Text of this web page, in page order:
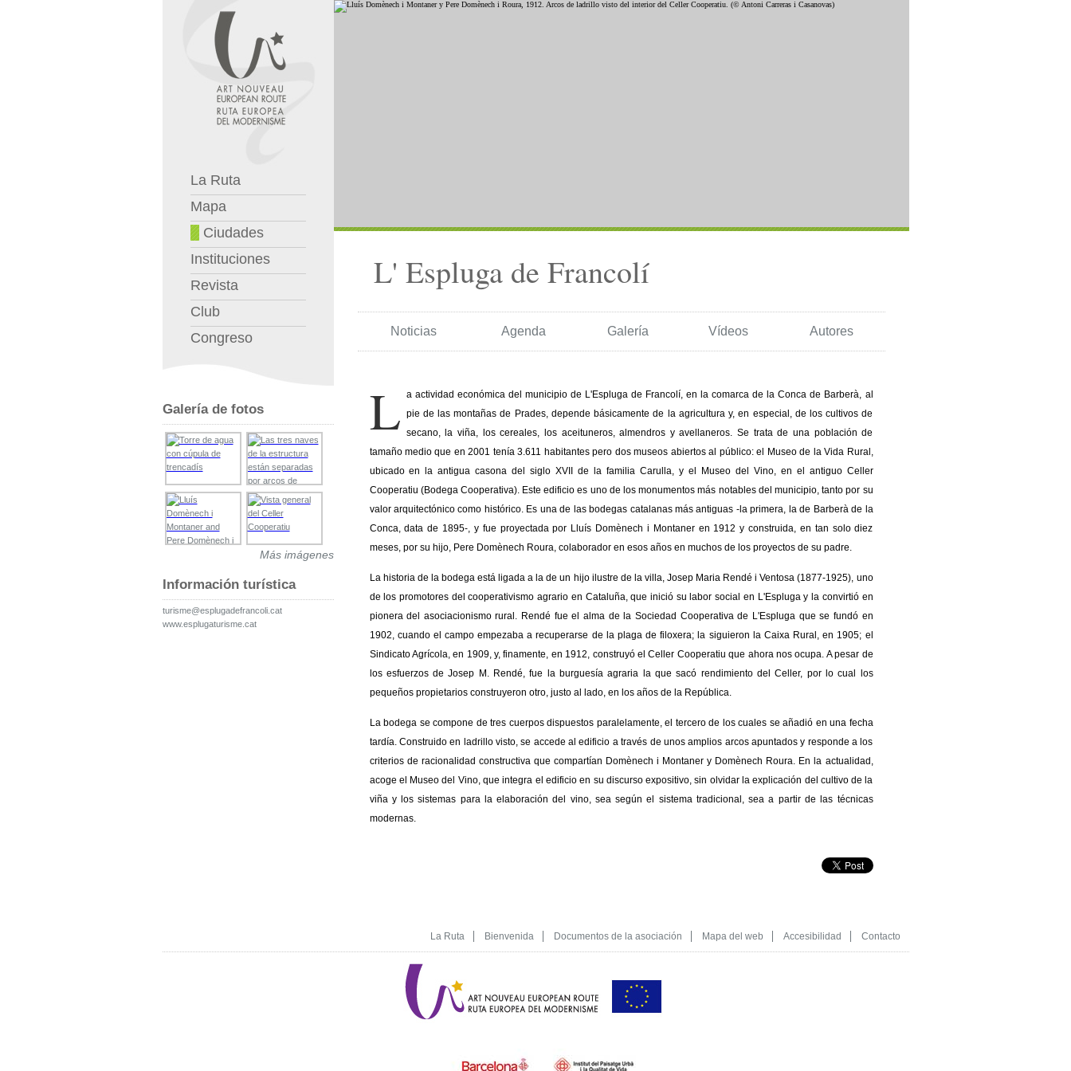
La Ruta
Mapa
Ciudades
Instituciones
Revista
Club
Congreso
Galería de fotos
Más imágenes
Información turística
turisme@esplugadefrancoli.cat
www.esplugaturisme.cat
L' Espluga de Francolí
Noticias Agenda Galería Vídeos Autores
L a actividad económica del municipio de L'Espluga de Francolí, en la comarca de la Conca de Barberà, al
pie de las montañas de Prades, depende básicamente de la agricultura y, en especial, de los cultivos de
secano, la viña, los cereales, los aceituneros, almendros y avellaneros. Se trata de una población de
tamaño medio que en 2001 tenía 3.611 habitantes pero dos museos abiertos al público: el Museo de la Vida Rural,
ubicado en la antigua casona del siglo XVII de la familia Carulla, y el Museo del Vino, en el antiguo Celler
Cooperatiu (Bodega Cooperativa). Este edificio es uno de los monumentos más notables del municipio, tanto por su
valor arquitectónico como histórico. Es una de las bodegas catalanas más antiguas -la primera, la de Barberà de la
Conca, data de 1895-, y fue proyectada por Lluís Domènech i Montaner en 1912 y construida, en tan solo diez
meses, por su hijo, Pere Domènech Roura, colaborador en esos años en muchos de los proyectos de su padre.
La historia de la bodega está ligada a la de un hijo ilustre de la villa, Josep Maria Rendé i Ventosa (1877-1925), uno
de los promotores del cooperativismo agrario en Cataluña, que inició su labor social en L'Espluga y la convirtió en
pionera del asociacionismo rural. Rendé fue el alma de la Sociedad Cooperativa de L'Espluga que se fundó en
1902, cuando el campo empezaba a recuperarse de la plaga de filoxera; la siguieron la Caixa Rural, en 1905; el
Sindicato Agrícola, en 1909, y, finamente, en 1912, construyó el Celler Cooperatiu que ahora nos ocupa. A pesar de
los esfuerzos de Josep M. Rendé, fue la burguesía agraria la que sacó rendimiento del Celler, por lo cual los
pequeños propietarios construyeron otro, justo al lado, en los años de la República.
La bodega se compone de tres cuerpos dispuestos paralelamente, el tercero de los cuales se añadió en una fecha
tardía. Construido en ladrillo visto, se accede al edificio a través de unos amplios arcos apuntados y responde a los
criterios de racionalidad constructiva que compartían Domènech i Montaner y Domènech Roura. En la actualidad,
acoge el Museo del Vino, que integra el edificio en su discurso expositivo, sin olvidar la explicación del cultivo de la
viña y los sistemas para la elaboración del vino, sea según el sistema tradicional, sea a partir de las técnicas
modernas.
La Ruta Bienvenida Documentos de la asociación Mapa del web Accesibilidad Contacto